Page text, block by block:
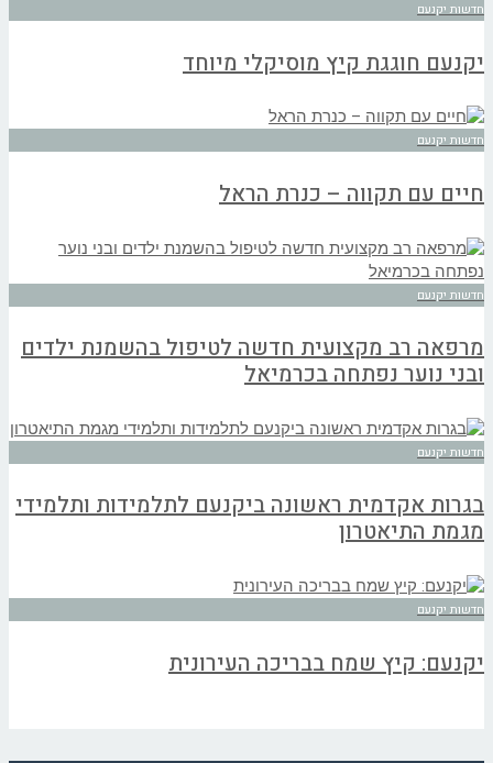
חדשות יקנעם
יקנעם חוגגת קיץ מוסיקלי מיוחד
חדשות יקנעם
חיים עם תקווה – כנרת הראל
חדשות יקנעם
מרפאה רב מקצועית חדשה לטיפול בהשמנת ילדים
ובני נוער נפתחה בכרמיאל
חדשות יקנעם
בגרות אקדמית ראשונה ביקנעם לתלמידות ותלמידי
מגמת התיאטרון
חדשות יקנעם
יקנעם: קיץ שמח בבריכה העירונית